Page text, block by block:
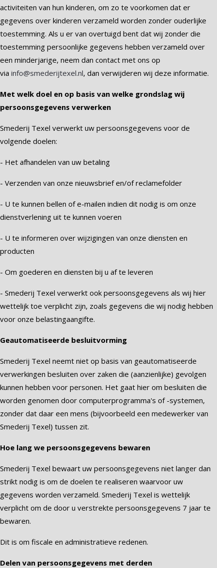
activiteiten van hun kinderen, om zo te voorkomen dat er
gegevens over kinderen verzameld worden zonder ouderlijke
toestemming. Als u er van overtuigd bent dat wij zonder die
toestemming persoonlijke gegevens hebben verzameld over
een minderjarige, neem dan contact met ons op
via info@smederijtexel.nl, dan verwijderen wij deze informatie.
Met welk doel en op basis van welke grondslag wij
persoonsgegevens verwerken
Smederij Texel verwerkt uw persoonsgegevens voor de
volgende doelen:
- Het afhandelen van uw betaling
- Verzenden van onze nieuwsbrief en/of reclamefolder
- U te kunnen bellen of e-mailen indien dit nodig is om onze
dienstverlening uit te kunnen voeren
- U te informeren over wijzigingen van onze diensten en
producten
- Om goederen en diensten bij u af te leveren
- Smederij Texel verwerkt ook persoonsgegevens als wij hier
wettelijk toe verplicht zijn, zoals gegevens die wij nodig hebben
voor onze belastingaangifte.
Geautomatiseerde besluitvorming
Smederij Texel neemt niet op basis van geautomatiseerde
verwerkingen besluiten over zaken die (aanzienlijke) gevolgen
kunnen hebben voor personen. Het gaat hier om besluiten die
worden genomen door computerprogramma's of -systemen,
zonder dat daar een mens (bijvoorbeeld een medewerker van
Smederij Texel) tussen zit.
Hoe lang we persoonsgegevens bewaren
Smederij Texel bewaart uw persoonsgegevens niet langer dan
strikt nodig is om de doelen te realiseren waarvoor uw
gegevens worden verzameld. Smederij Texel is wettelijk
verplicht om de door u verstrekte persoonsgegevens 7 jaar te
bewaren.
Dit is om fiscale en administratieve redenen.
Delen van persoonsgegevens met derden